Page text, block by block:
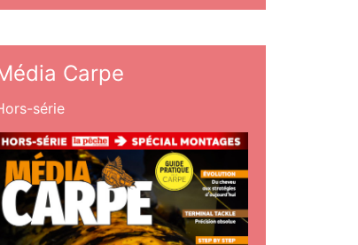
Carpe
série